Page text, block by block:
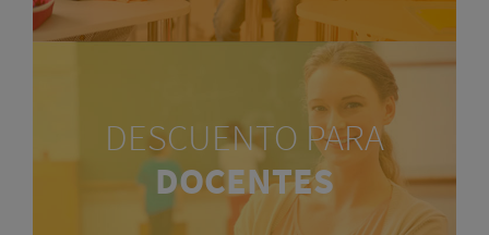
DESCUENTO PARA
DOCENTES